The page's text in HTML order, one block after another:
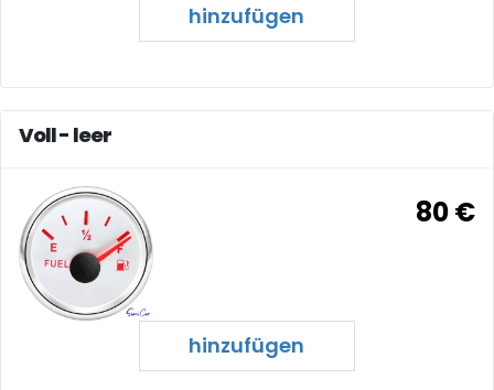
hinzufügen
Voll - leer
80 €
hinzufügen